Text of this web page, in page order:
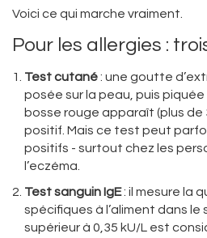
Voici ce qui marche vraiment.
Pour les allergies :
Test cutané: une goutte
posée sur la peau, puis
bosse rouge apparaît (plus de
positif. Mais ce test peut
positifs - surtout chez les
l’eczéma.
Test sanguin IgE: il mesure la
spécifiques à l’aliment dans le
supérieur à 0,35 kU/L est